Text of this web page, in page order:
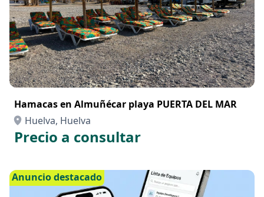
Hamacas en Almuñécar playa PUERTA DEL MAR
Huelva, Huelva
Precio a consultar
Anuncio destacado